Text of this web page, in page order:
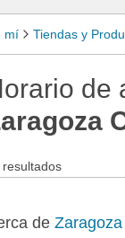
mí Tiendas y
de
resultados
de Zaragoza